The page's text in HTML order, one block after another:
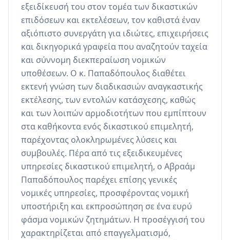
εξειδίκευσή του στον τομέα των δικαστικών
επιδόσεων και εκτελέσεων, τον καθιστά έναν
αξιόπιστο συνεργάτη για ιδιώτες, επιχειρήσεις
και δικηγορικά γραφεία που αναζητούν ταχεία
και σύννομη διεκπεραίωση νομικών
υποθέσεων. Ο κ. Παπαδόπουλος διαθέτει
εκτενή γνώση των διαδικασιών αναγκαστικής
εκτέλεσης, των εντολών κατάσχεσης, καθώς
και των λοιπών αρμοδιοτήτων που εμπίπτουν
στα καθήκοντα ενός δικαστικού επιμελητή,
παρέχοντας ολοκληρωμένες λύσεις και
συμβουλές. Πέρα από τις εξειδικευμένες
υπηρεσίες δικαστικού επιμελητή, ο Αβραάμ
Παπαδόπουλος παρέχει επίσης γενικές
νομικές υπηρεσίες, προσφέροντας νομική
υποστήριξη και εκπροσώπηση σε ένα ευρύ
φάσμα νομικών ζητημάτων. Η προσέγγισή του
χαρακτηρίζεται από επαγγελματισμό,